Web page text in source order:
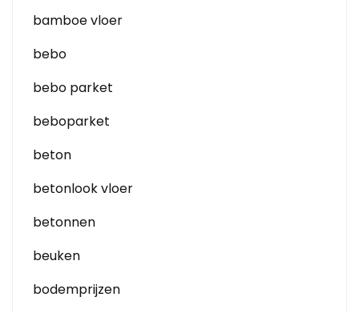
bamboe vloer
bebo
bebo parket
beboparket
beton
betonlook vloer
betonnen
beuken
bodemprijzen